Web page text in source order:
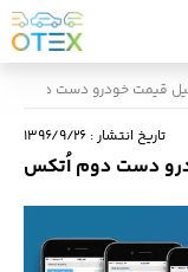
قیمت خودرو دست دوم
تاریخ انتشار: ۱۳۹۶/۹/۲۶
دست دوم اُتکس